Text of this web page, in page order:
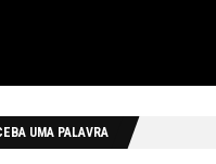
UMA PALAVRA